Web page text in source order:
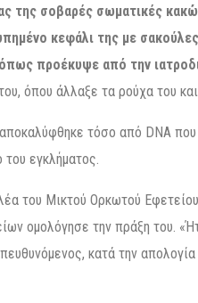
της σοβαρές σωματικές
κεφάλι της με
προέκυψε από την
όπου άλλαξε τα ρούχα του
τόσο από DNA
εγκλήματος.
του Μικτού Ορκωτού
ομολόγησε την πράξη του.
κατά την